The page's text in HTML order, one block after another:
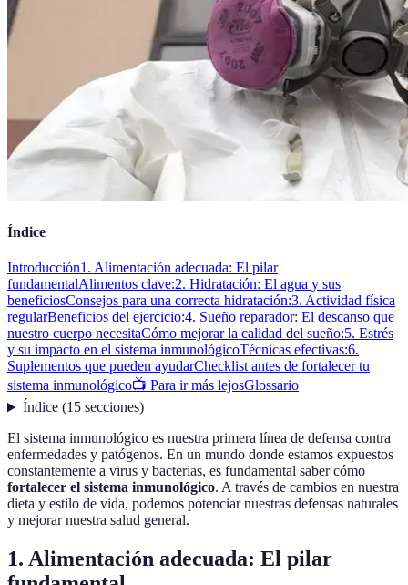
Índice
Introducción1. Alimentación adecuada: El pilar
fundamentalAlimentos clave:2. Hidratación: El agua y sus
beneficiosConsejos para una correcta hidratación:3. Actividad física
regularBeneficios del ejercicio:4. Sueño reparador: El descanso que
nuestro cuerpo necesitaCómo mejorar la calidad del sueño:5. Estrés
y su impacto en el sistema inmunológicoTécnicas efectivas:6.
Suplementos que pueden ayudarChecklist antes de fortalecer tu
sistema inmunológico📺 Para ir más lejosGlossario
Índice(15 secciones)
El sistema inmunológico es nuestra primera línea de defensa contra
enfermedades y patógenos. En un mundo donde estamos expuestos
constantemente a virus y bacterias, es fundamental saber cómo
fortalecer el sistema inmunológico. A través de cambios en nuestra
dieta y estilo de vida, podemos potenciar nuestras defensas naturales
y mejorar nuestra salud general.
1. Alimentación adecuada: El pilar